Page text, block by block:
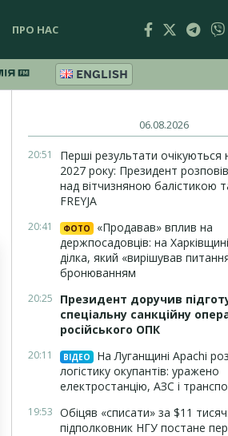
ПРО НАС
ENGLISH
06.08.2026
20:51
Перші результати очікуються
2027 року: Президент
над вітчизняною балістикою
FREYJA
20:41 ФОТО
«Продавав» вплив на
держпосадовців: на
ділка, який «вирішував
бронюванням
20:25
Президент доручив
спеціальну санкційну
російського ОПК
20:11 ВІДЕО
На Луганщині Apachi
логістику окупантів: уражено
електростанцію, АЗС і
19:53 Обіцяв «списати» за $11 тисяч:
підполковник НГУ постане